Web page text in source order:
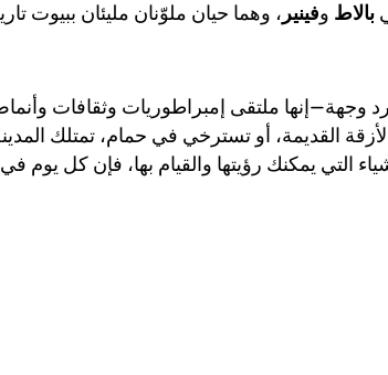
بالاط وفينير ، وهما حيان ملوّنان مليئان ببيوت
وجهة—إنها ملتقى إمبراطوريات وثقافات
الأزقة القديمة، أو تسترخي في حمام، تمتلك
التي يمكنك رؤيتها والقيام بها، فإن كل